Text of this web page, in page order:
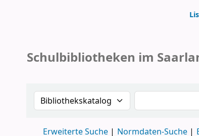
Schulbibliotheken im
Suche im Katalog nach:
Erweiterte Suche Normdaten-Suche